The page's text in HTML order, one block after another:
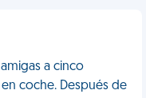
a cinco
coche. Después de